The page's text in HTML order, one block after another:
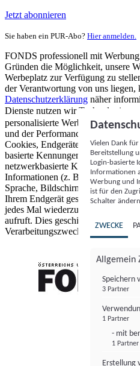
Jetzt abonnieren
Sie haben ein PUR-Abo? Hier anmelden.
FONDS professionell mit
Gründen die Möglichkeit, unsere
Werbeplatz zur Verfügung zu
der Verantwortung von uns liegen,
Datenschutzerklärung näher
Dienste nutzen wir Technologien
personalisierte Werbung und
und der Performance von Inhalten
Cookies, Endgeräte- oder
basierte Kennungen, zufällig
netzwerkbasierte Kennungen)
Informationen (z. B. Browsertyp
Sprache, Bildschirmgröße,
Ihrem Endgerät gespeichert oder
jedes Mal wiederzuerkennen, wenn
aufruft. Dies geschieht für einen
Verarbeitungszwecke.
Vielen Dank
Bereitstellung
Login-basierte
Informationen
Werbung und
ist für den
Schalter
ZWECKE
Allgemein
Speichern
3 Partner
1 Partner
- mit
1 Partner
Erstellung
FONDS professionell